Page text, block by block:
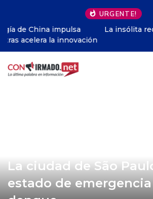
URGENTE!
La insólita receta de Corea del Norte
calor: sopa de perro
La ciudad de São
estado de